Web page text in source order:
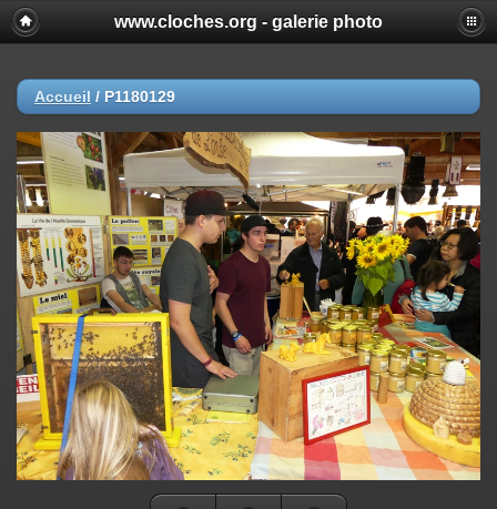
www.cloches.org - galerie photo
Accueil / P1180129